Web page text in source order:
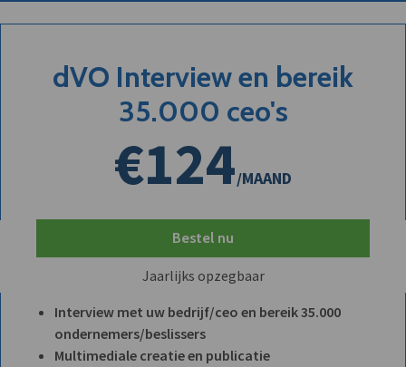
dVO Interview en bereik
35.000 ceo's
€124/MAAND
Bestel nu
Jaarlijks opzegbaar
Interview met uw bedrijf/ceo en bereik 35.000
ondernemers/beslissers
Multimediale creatie en publicatie